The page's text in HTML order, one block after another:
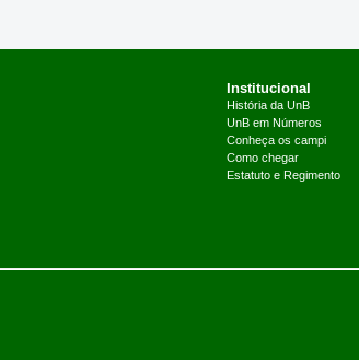
Institucional
História da UnB
UnB em Números
Conheça os campi
Como chegar
Estatuto e Regimento